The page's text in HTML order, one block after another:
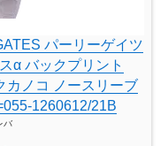
パーリーゲイツ
α バックプリント
カノコ ノースリーブ
1260612/21B
バ